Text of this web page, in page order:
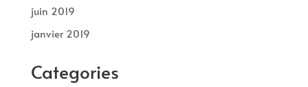
juin 2019
janvier 2019
Categories